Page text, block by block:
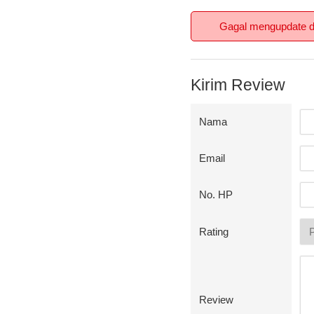
Gagal mengupdate
Kirim Review
Nama
Email
No. HP
Rating
Review